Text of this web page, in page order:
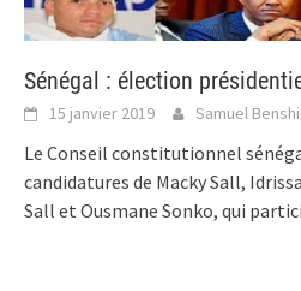
Sénégal : élection
15 janvier 2019 Samuel
Le Conseil constitutionnel
candidatures de Macky Sall,
Sall et Ousmane Sonko, qui